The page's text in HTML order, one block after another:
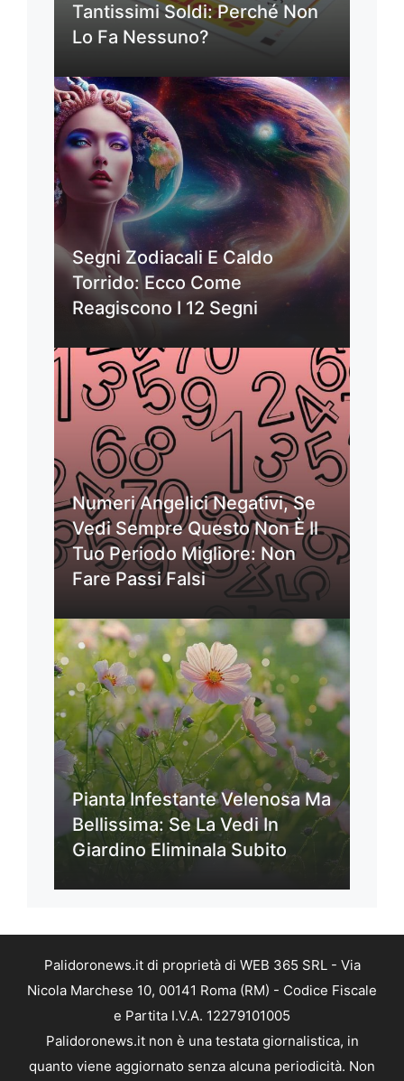
Tantissimi Soldi: Perché Non
Lo Fa Nessuno?
Segni Zodiacali E Caldo
Torrido: Ecco Come
Reagiscono I 12 Segni
Numeri Angelici Negativi, Se
Vedi Sempre Questo Non È Il
Tuo Periodo Migliore: Non
Fare Passi Falsi
Pianta Infestante Velenosa Ma
Bellissima: Se La Vedi In
Giardino Eliminala Subito
Palidoronews.it di proprietà di WEB 365 SRL - Via
Nicola Marchese 10, 00141 Roma (RM) - Codice Fiscale
e Partita I.V.A. 12279101005
Palidoronews.it non è una testata giornalistica, in
quanto viene aggiornato senza alcuna periodicità. Non